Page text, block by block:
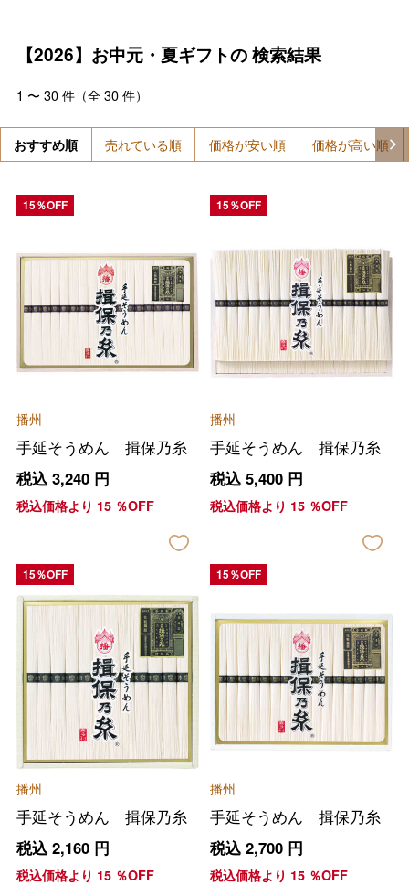
【2026】お中元・夏ギフトの検索結果
1 〜 30件（全 30件）
おすすめ順 売れている順 価格が安い順 価格が高い順
15％OFF
播州
手延そうめん 揖保乃糸
税込 3,240円
税込価格より 15％OFF
15％OFF
播州
手延そうめん 揖保乃糸
税込 5,400円
税込価格より 15％OFF
15％OFF
播州
手延そうめん 揖保乃糸
税込 2,160円
税込価格より 15％OFF
15％OFF
播州
手延そうめん 揖保乃糸
税込 2,700円
税込価格より 15％OFF